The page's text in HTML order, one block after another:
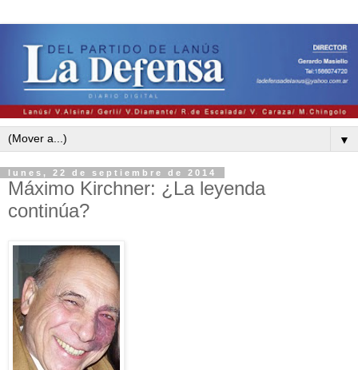
▼
lunes, 22 de septiembre de 2014
Máximo Kirchner: ¿La leyenda
continúa?